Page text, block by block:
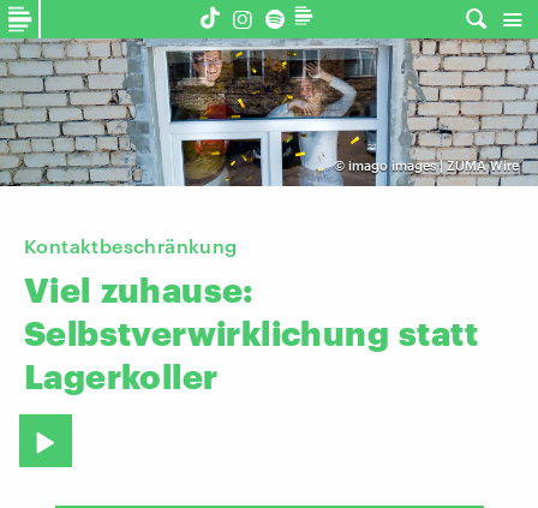
© imago images | ZUMA Wire
Kontaktbeschränkung
Viel zuhause:
Selbstverwirklichung statt
Lagerkoller